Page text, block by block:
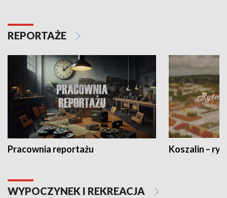
REPORTAŻE
Pracownia reportażu Koszalin –
WYPOCZYNEK I REKREACJA